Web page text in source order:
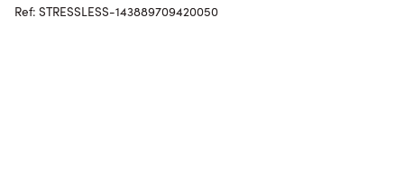
Ref: STRESSLESS-143889709420050